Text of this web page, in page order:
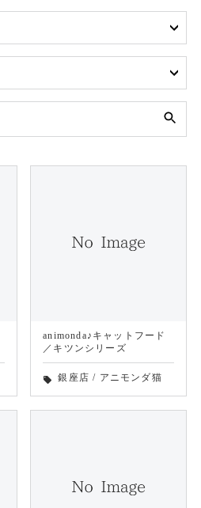
animonda♪キャットフード
／キツンシリーズ
local_offer 銀座店 / アニモンダ猫